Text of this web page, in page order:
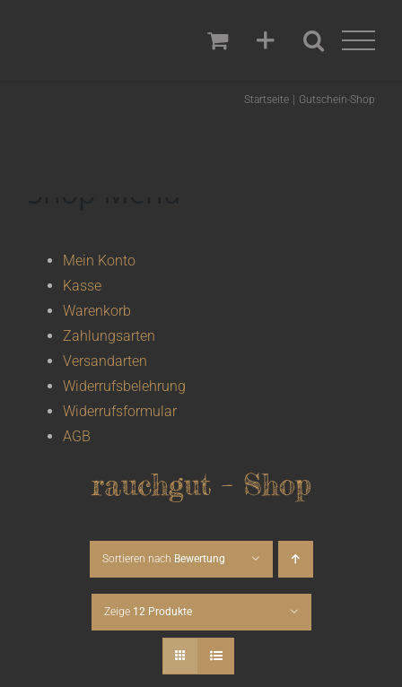
Startseite Gutschein-Shop
rauchgut – Shop
Sortieren nach Bewertung
Zeige 12 Produkte
Mein Konto
Kasse
Warenkorb
Zahlungsarten
Versandarten
Widerrufsbelehrung
Widerrufsformular
AGB